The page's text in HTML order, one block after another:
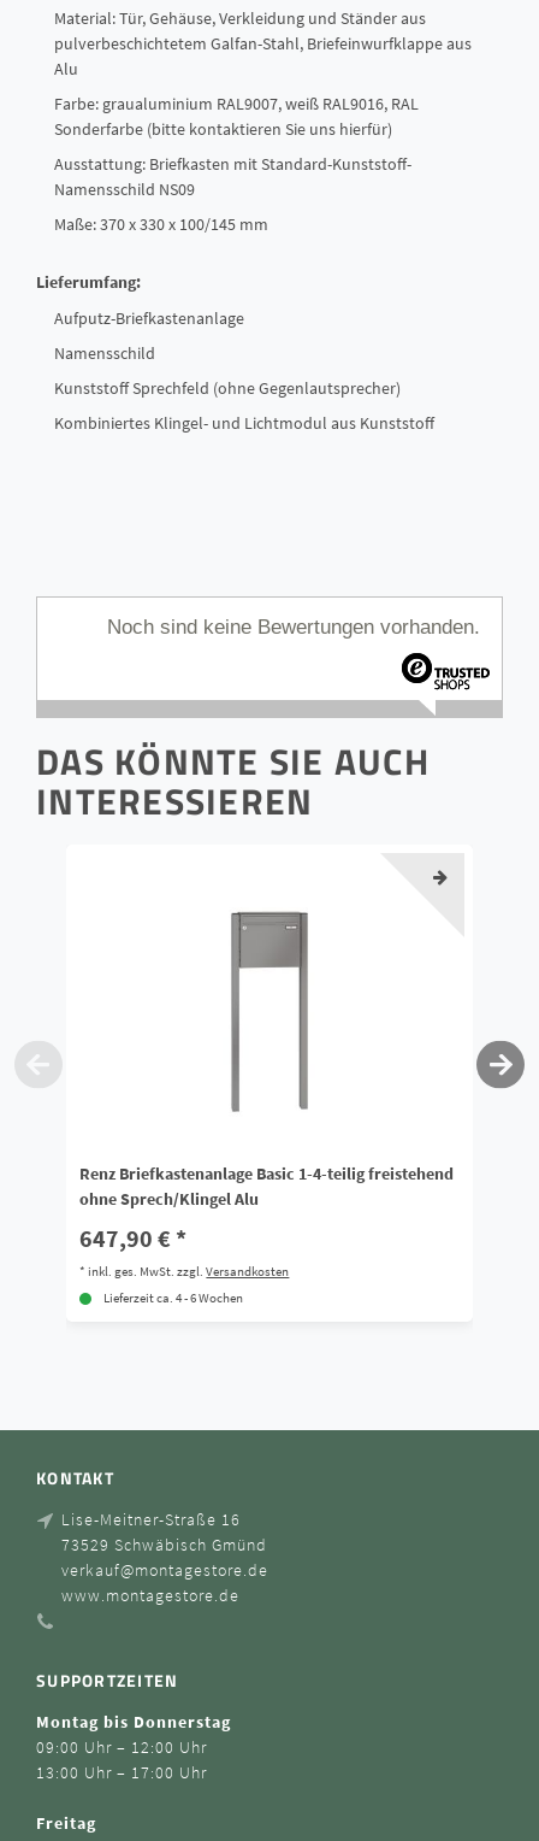
Material: Tür, Gehäuse, Verkleidung und Ständer aus
pulverbeschichtetem Galfan-Stahl, Briefeinwurfklappe aus
Alu
Farbe: graualuminium RAL9007, weiß RAL9016, RAL
Sonderfarbe (bitte kontaktieren Sie uns hierfür)
Ausstattung: Briefkasten mit Standard-Kunststoff-
Namensschild NS09
Maße: 370 x 330 x 100/145 mm
Lieferumfang:
Aufputz-Briefkastenanlage
Namensschild
Kunststoff Sprechfeld (ohne Gegenlautsprecher)
Kombiniertes Klingel- und Lichtmodul aus Kunststoff
Noch sind keine Bewertungen vorhanden.
DAS KÖNNTE SIE AUCH
INTERESSIEREN
Renz Briefkastenanlage Basic 1-4-teilig freistehend
ohne Sprech/Klingel Alu
647,90 € *
*inkl. ges. MwSt. zzgl.Versandkosten
Lieferzeit ca. 4 - 6 Wochen
KONTAKT
Lise-Meitner-Straße 16
73529 Schwäbisch Gmünd
verkauf@montagestore.de
www.montagestore.de
SUPPORTZEITEN
Montag bis Donnerstag
09:00 Uhr – 12:00 Uhr
13:00 Uhr – 17:00 Uhr
Freitag